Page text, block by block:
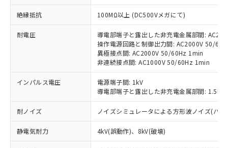
絶縁抵抗 100MΩ以上 (DC500Vメガにて)
耐電圧
導電部端子と露出した非充電金属部間:
操作電源回路と制御出力間: AC2000V 50/
異極接点間: AC2000V 50/60Hz 1min
非連続接点間: AC1000V 50/60Hz 1min
インパルス電圧
電源端子間: 1kV
導電部端子と露出した非充電金属部間: 1.5kV
耐ノイズ ノイズシミュレータによる方形波ノイズ(パ
静電気耐力 4kV(誤動作)、8kV(破壊)
ご利用条件
以下の条件をお読みいただき、同意のうえ
ご利用ください。
本サービスは、当社制御機器事業取扱
商品の当社在庫状況および標準価格
(税抜)を提供させていただくもので
本サービスの対象外となる商品もある
ことをご了承ください。
対応予定：EU RoHS指令（10物質）の非含
有に対応した製品に切り替える予定のある
対応予定なし：EU RoHS指令（10物質）の
非含有に非対応の商品で、対応品を出す予
定はありません。
調査・確認中：EU RoHS指令（10物質）の
非含有の対応状況を調査中または確認中の
非該当品：ライセンス料など無形物で、有
害物質有無と関係のない商品です。
仕入先様の事情により、非含有部品として
いたものが、含有品と判明した場合などや
※1 中国RoHS○×表
「○」：最大均質材料含有率が中国RoHSの
基準値以下であることを示します。
「×」：最大均質材料含有率が中国RoHSの
基準値を超えていることを示します。
「－」：未確認です。当社販売部門へお問
当社は、これら貴社製品のうち、外国